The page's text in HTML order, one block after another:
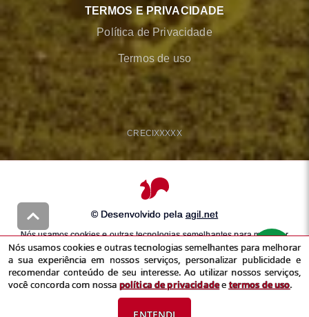
TERMOS E PRIVACIDADE
Política de Privacidade
Termos de uso
CRECIXXXXX
© Desenvolvido pela agil.net
Nós usamos cookies e outras tecnologias semelhantes para melhorar
a sua experiência em nossos serviços, personalizar publicidade e
recomendar conteúdo de seu interesse. Ao utilizar nossos serviços,
você concorda com nossapolítica de privacidadeetermos de uso
Nós usamos cookies e outras tecnologias semelhantes para melhorar
a sua experiência em nossos serviços, personalizar publicidade e
recomendar conteúdo de seu interesse. Ao utilizar nossos serviços,
você concorda com nossa política de privacidadeetermos de uso.
ENTENDI